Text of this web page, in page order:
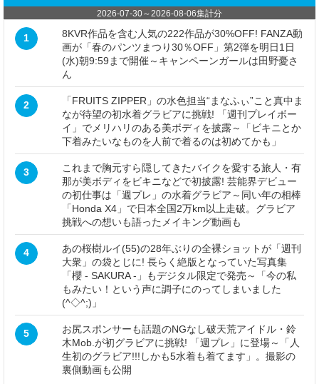
2026-07-30～2026-08-06集計分
1
8KVR作品を含む人気の222作品が30%OFF! FANZA動
画が「春のパンツまつり30％OFF」第2弾を明日1日
(水)朝9:59まで開催～キャンペーンガールは田野憂さ
ん
2
「FRUITS ZIPPER」の水色担当“まなふぃ”こと真中ま
なが待望の初水着グラビアに挑戦! 「週刊プレイボー
イ」でメリハリのある美ボディを披露～「ビキニとか
下着みたいなものを人前で着るのは初めてかも」
3
これまで胸元すら隠してきたバイクを愛する旅人・有
那が美ボディをビキニなどで初披露! 芸能界デビュー
の初仕事は「週プレ」の水着グラビア～同い年の相棒
「Honda X4」で日本全国2万km以上走破。グラビア
挑戦への想いも語ったメイキング動画も
4
あの桜樹ルイ(55)の28年ぶりの全裸ショットが「週刊
大衆」の袋とじに! 長らく絶版となっていた写真集
「櫻 - SAKURA -」もデジタル限定で発売～「今の私
もみたい！という声に調子にのってしまいました
(^◇^;)」
5
お尻スポンサーも話題のNGなし破天荒アイドル・鈴
木Mob.が初グラビアに挑戦! 「週プレ」に登場～「人
生初のグラビア!!!しかも5水着も着てます」。撮影の
裏側動画も公開